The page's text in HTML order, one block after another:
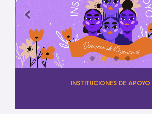
INSTITUCIONES DE APOYO